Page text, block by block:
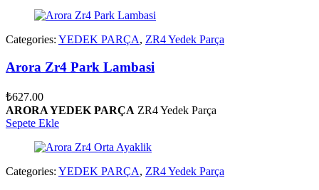
Categories: YEDEK PARÇA, ZR4 Yedek Parça
Arora Zr4 Park Lambasi
₺627.00
ARORA YEDEK PARÇA ZR4 Yedek Parça
Sepete Ekle
Categories: YEDEK PARÇA, ZR4 Yedek Parça